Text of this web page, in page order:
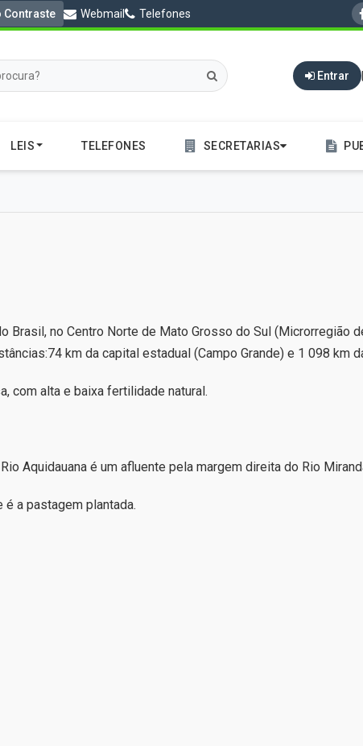
Contraste Webmail Telefones
Entrar
LEIS TELEFONES SECRETARIAS
no Centro Norte de Mato Grosso do Sul (Microrregião
km da capital estadual (Campo Grande) e 1 098 km
com alta e baixa fertilidade natural.
Aquidauana é um afluente pela margem direita do Rio
é a pastagem plantada.